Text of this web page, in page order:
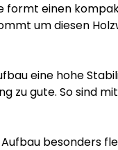
formt einen
um diesen
eine hohe
zu gute. So sind
besonders